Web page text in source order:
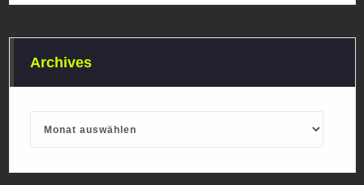
Archives